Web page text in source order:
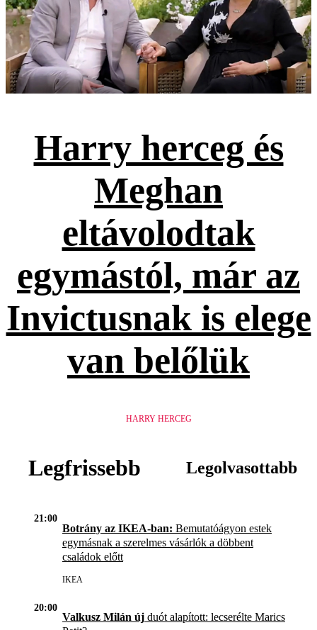
Harry herceg és
Meghan
eltávolodtak
egymástól, már az
Invictusnak is elege
van belőlük
HARRY HERCEG
Legfrissebb Legolvasottabb
21:00
Botrány az IKEA-ban: Bemutatóágyon estek
egymásnak a szerelmes vásárlók a döbbent
családok előtt
IKEA
20:00
Valkusz Milán új duót alapított: lecserélte Marics